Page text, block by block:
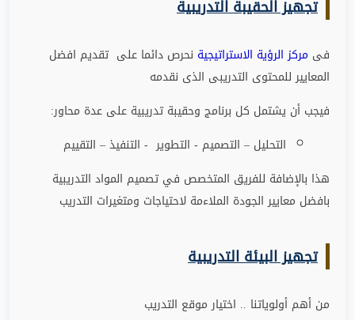
تجهيز الحقيبة التدريبية
فى مركز الرؤية الاستراتيجية نحرص دائما على تقديم افضل
المعايير للمحتوى التدريبى الذى نقدمه
فيجب أن يشتمل كل برنامج وحقيبة تدريبية على عدة محاور:
التحليل – التصميم - التطوير - التنفيذ – التقييم
هذا بالإضافة للفريق المتخصص في تصميم المواد التدريبية
بافضل معايير الجودة الملاءمة لاحتياجات ومتغيرات التدريب
تجهيز البيئة التدريبية
من أهم أولوياتنا .. اختيار موقع التدريب